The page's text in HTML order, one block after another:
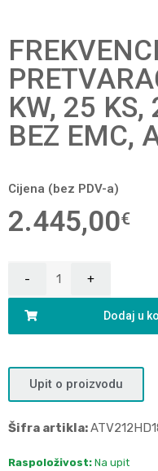
KW, 25 KS,
BEZ EMC,
Cijena (bez PDV-a)
2.445,00€
Dodaj u
Upit o proizvodu
Šifra artikla:
Raspoloživost: Na upit